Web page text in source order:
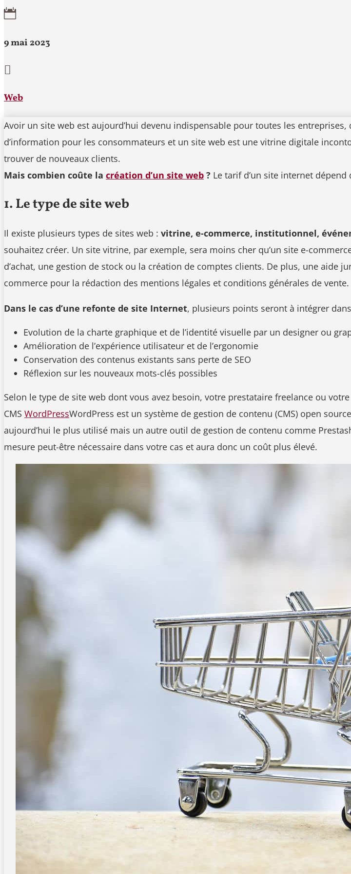

9 mai 2023

Web
Avoir un site web est aujourd’hui devenu indispensable pour toutes les
d’information pour les consommateurs et un site web est une vitrine digitale
trouver de nouveaux clients.
Mais combien coûte la création d’un site web ? Le tarif d’un site internet
1. Le type de site web
Il existe plusieurs types de sites web : vitrine, e-commerce, institutionnel,
souhaitez créer. Un site vitrine, par exemple, sera moins cher qu’un site e-
d’achat, une gestion de stock ou la création de comptes clients. De plus, une aide
commerce pour la rédaction des mentions légales et conditions générales de vente.
Dans le cas d’une refonte de site Internet, plusieurs points seront à intégrer
Evolution de la charte graphique et de l’identité visuelle par un designer ou
Amélioration de l’expérience utilisateur et de l’ergonomie
Conservation des contenus existants sans perte de SEO
Réflexion sur les nouveaux mots-clés possibles
Selon le type de site web dont vous avez besoin, votre prestataire freelance ou
CMS WordPressWordPress est un système de gestion de contenu (CMS) open
aujourd’hui le plus utilisé mais un autre outil de gestion de contenu comme
mesure peut-être nécessaire dans votre cas et aura donc un coût plus élevé.